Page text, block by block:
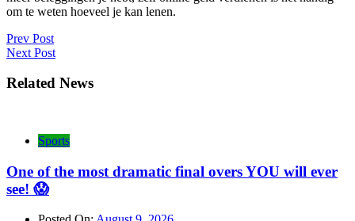
om te weten hoeveel je kan lenen.
Post
navigation
Prev Post
Next Post
Related News
Sports
One of the most dramatic final overs YOU will ever
see! 😱